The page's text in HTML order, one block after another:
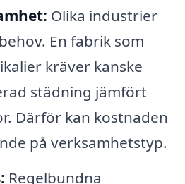
Olika industrier
En fabrik som
kräver kanske
städning jämfört
Därför kan kostnaden
på verksamhetstyp.
Regelbundna